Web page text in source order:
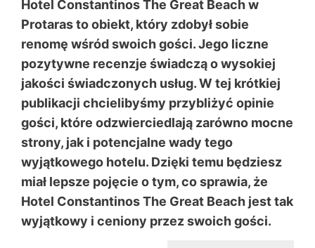
Hotel Constantinos The Great Beach w
Protaras to obiekt, który zdobył sobie
renomę wśród swoich gości. Jego liczne
pozytywne recenzje świadczą o wysokiej
jakości świadczonych usług. W tej krótkiej
publikacji chcielibyśmy przybliżyć opinie
gości, które odzwierciedlają zarówno mocne
strony, jak i potencjalne wady tego
wyjątkowego hotelu. Dzięki temu będziesz
miał lepsze pojęcie o tym, co sprawia, że
Hotel Constantinos The Great Beach jest tak
wyjątkowy i ceniony przez swoich gości.